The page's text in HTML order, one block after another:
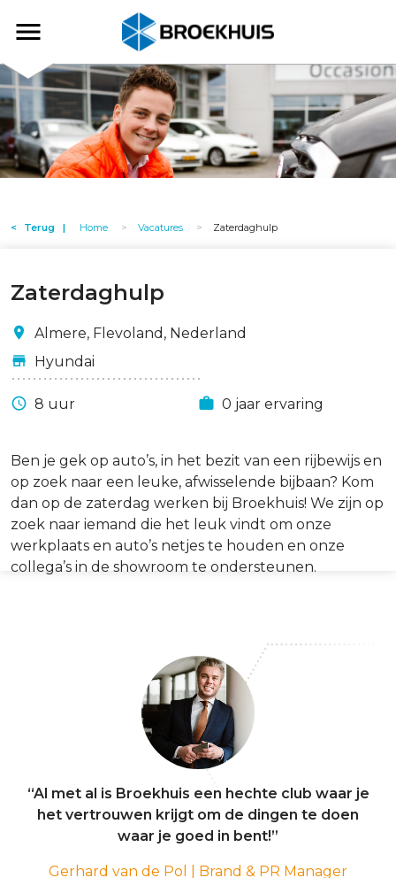
en
de
inhoud
gaan
Broekhuis
Terug Home Vacatures Zaterdaghulp
Zaterdaghulp
Almere, Flevoland, Nederland
Hyundai
8 uur 0 jaar ervaring
Ben je gek op auto’s, in het bezit van een rijbewijs en
op zoek naar een leuke, afwisselende bijbaan? Kom
dan op de zaterdag werken bij Broekhuis! We zijn op
zoek naar iemand die het leuk vindt om onze
werkplaats en auto’s netjes te houden en onze
collega’s in de showroom te ondersteunen.
“Al met al is Broekhuis een hechte club waar je
het vertrouwen krijgt om de dingen te doen
waar je goed in bent!”
Gerhard van de Pol | Brand & PR Manager